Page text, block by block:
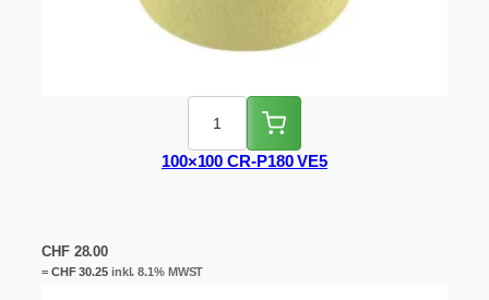
100×100 CR-P180 VE5
CHF28.00
= CHF30.25inkl. 8.1% MWST